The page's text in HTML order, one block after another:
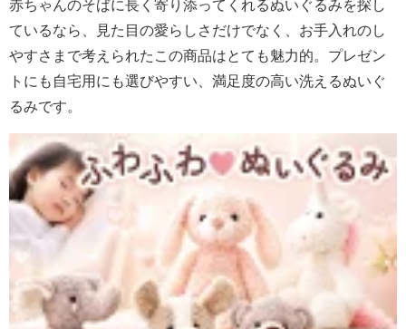
赤ちゃんのそばに長く寄り添ってくれるぬいぐるみを探し
ているなら、見た目の愛らしさだけでなく、お手入れのし
やすさまで考えられたこの商品はとても魅力的。プレゼン
トにも自宅用にも選びやすい、満足度の高い洗えるぬいぐ
るみです。